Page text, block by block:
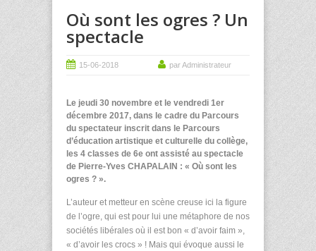
Où sont les ogres ? Un
spectacle
15-06-2018 par Administrateur
Le jeudi 30 novembre et le vendredi 1er
décembre 2017, dans le cadre du Parcours
du spectateur inscrit dans le Parcours
d’éducation artistique et culturelle du collège,
les 4 classes de 6e ont assisté au spectacle
de Pierre-Yves CHAPALAIN : « Où sont les
ogres ? ».
L’auteur et metteur en scène creuse ici la figure
de l’ogre, qui est pour lui une métaphore de nos
sociétés libérales où il est bon « d’avoir faim »,
« d’avoir les crocs » ! Mais qui évoque aussi le